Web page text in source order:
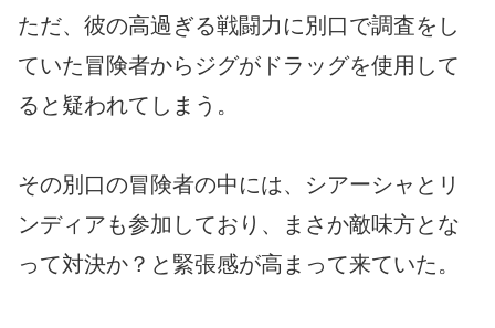
ただ、彼の高過ぎる戦闘力に別口で調査をし
ていた冒険者からジグがドラッグを使用して
ると疑われてしまう。
その別口の冒険者の中には、シアーシャとリ
ンディアも参加しており、まさか敵味方とな
って対決か？と緊張感が高まって来ていた。